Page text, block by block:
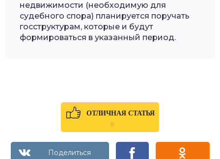
недвижимости (необходимую для
судебного спора) планируется поручать
госструктурам, которые и будут
формироваться в указанный период.
ОТЛИЧНАЯ СТАТЬЯ
0